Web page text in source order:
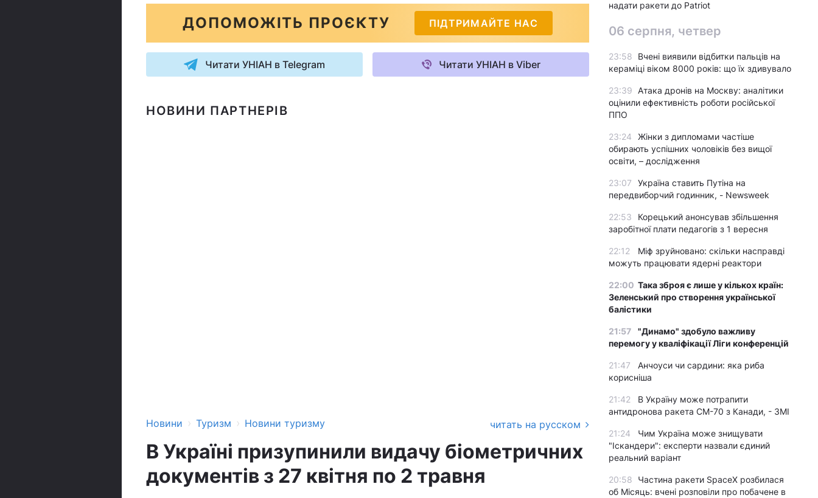
ДОПОМОЖІТЬ ПРОЄКТУ ПІДТРИМАЙТЕ НАС
Читати УНІАН в Telegram Читати УНІАН в Viber
НОВИНИ ПАРТНЕРІВ
Новини › Туризм › Новини туризму читать на русском
В Україні призупинили видачу біометричних
документів з 27 квітня по 2 травня
надати ракети до Patriot
06 серпня, четвер
23:58
Вчені виявили відбитки пальців на
кераміці віком 8000 років: що їх здивувало
23:39
Атака дронів на Москву: аналітики
оцінили ефективність роботи російської
ППО
23:24
Жінки з дипломами частіше
обирають успішних чоловіків без вищої
освіти, – дослідження
23:07
Україна ставить Путіна на
передвиборчий годинник, - Newsweek
22:53
Корецький анонсував збільшення
заробітної плати педагогів з 1 вересня
22:12
Міф зруйновано: скільки насправді
можуть працювати ядерні реактори
22:00 Така зброя є лише у кількох країн:
Зеленський про створення української
балістики
21:57
"Динамо" здобуло важливу
перемогу у кваліфікації Ліги конференцій
21:47
Анчоуси чи сардини: яка риба
корисніша
21:42
В Україну може потрапити
антидронова ракета CM-70 з Канади, - ЗМІ
21:24
Чим Україна може знищувати
"Іскандери": експерти назвали єдиний
реальний варіант
20:58
Частина ракети SpaceX розбилася
об Місяць: вчені розповіли про побачене в